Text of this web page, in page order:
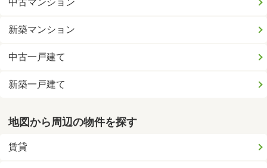
新築マンション
中古一戸建て
新築一戸建て
地図から周辺の物件を探す
賃貸